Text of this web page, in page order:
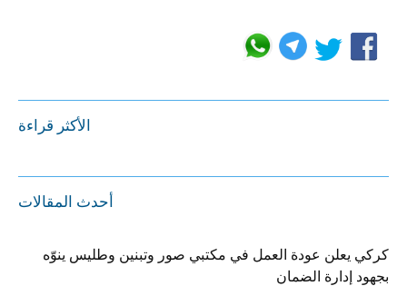
الأكثر قراءة
أحدث المقالات
كركي يعلن عودة العمل في مكتبي صور وتبنين وطليس ينوّه
بجهود إدارة الضمان